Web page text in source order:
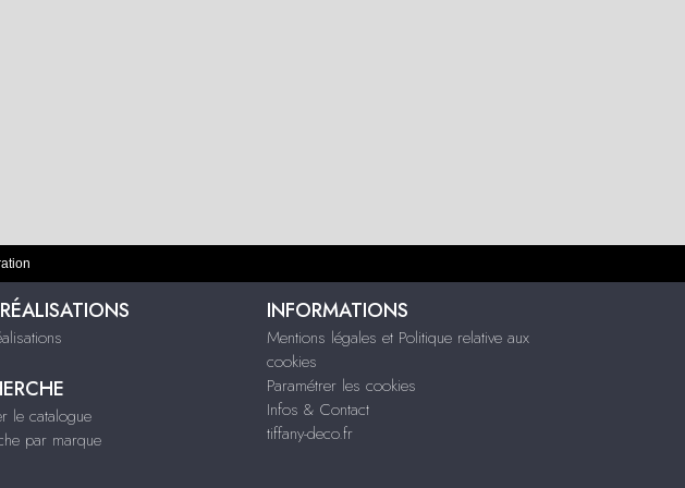
le catalogue
par marque
INFORMATIONS
Mentions légales et Politique relative aux
cookies
Paramétrer les cookies
Infos & Contact
tiffany-deco.fr